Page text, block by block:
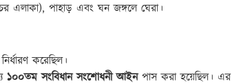
এলাকা), পাহাড় এবং ঘন জঙ্গলে ঘেরা।
করেছিল।
১০০তম সংবিধান সংশোধনী আইনপাস করা হয়েছিল। এর